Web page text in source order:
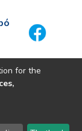
for the